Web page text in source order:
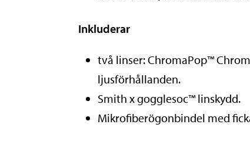
Inkluderar
två linser: ChromaPop™
ljusförhållanden.
Smith x gogglesoc™ linskydd.
Mikrofiberögonbindel med